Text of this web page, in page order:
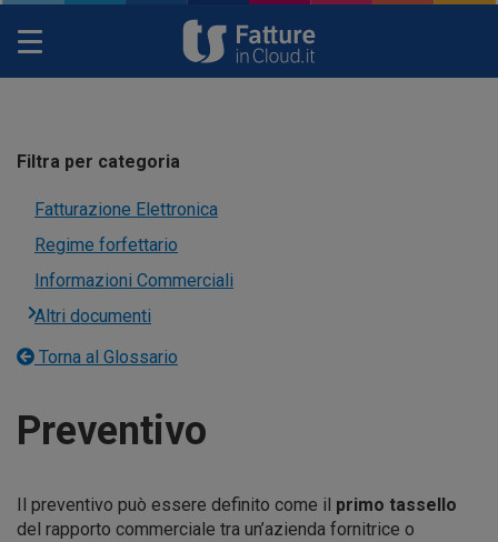
Toggle
Filtra per categoria
Fatturazione Elettronica
Regime forfettario
Informazioni Commerciali
Altri documenti
Torna al Glossario
Preventivo
Il preventivo può essere definito come il primo tassello
del rapporto commerciale tra un’azienda fornitrice o